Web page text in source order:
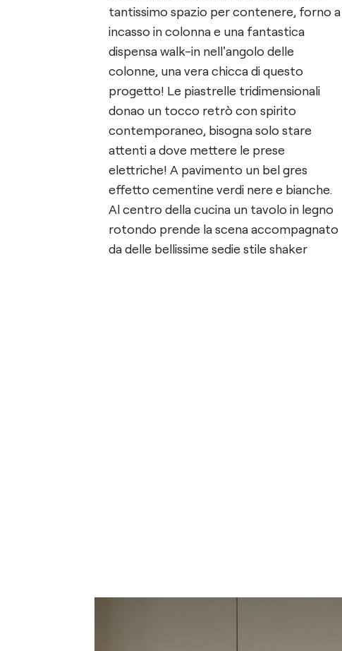
tantissimo spazio per contenere, forno a
incasso in colonna e una fantastica
dispensa walk-in nell'angolo delle
colonne, una vera chicca di questo
progetto! Le piastrelle tridimensionali
donao un tocco retrò con spirito
contemporaneo, bisogna solo stare
attenti a dove mettere le prese
elettriche! A pavimento un bel gres
effetto cementine verdi nere e bianche.
Al centro della cucina un tavolo in legno
rotondo prende la scena accompagnato
da delle bellissime sedie stile shaker